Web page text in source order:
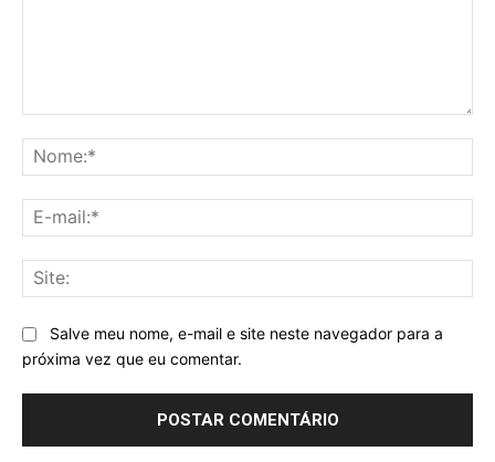
Salve meu nome, e-mail e site neste navegador para a
próxima vez que eu comentar.